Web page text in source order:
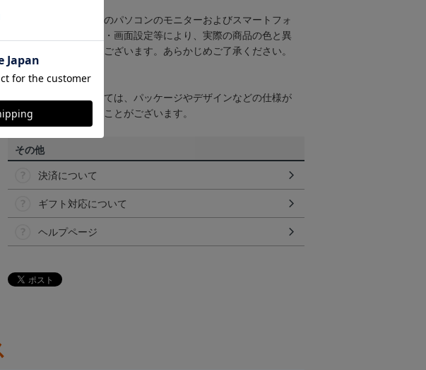
商品画像は、お使いのパソコンのモニターおよびスマートフォ
ンのメーカー・機種・画面設定等により、実際の商品の色と異
なって見える場合がございます。あらかじめご了承ください。
【仕様について】
取り扱い商品によっては、パッケージやデザインなどの仕様が
予告なく変更になることがございます。
その他
決済について
ギフト対応について
ヘルプページ